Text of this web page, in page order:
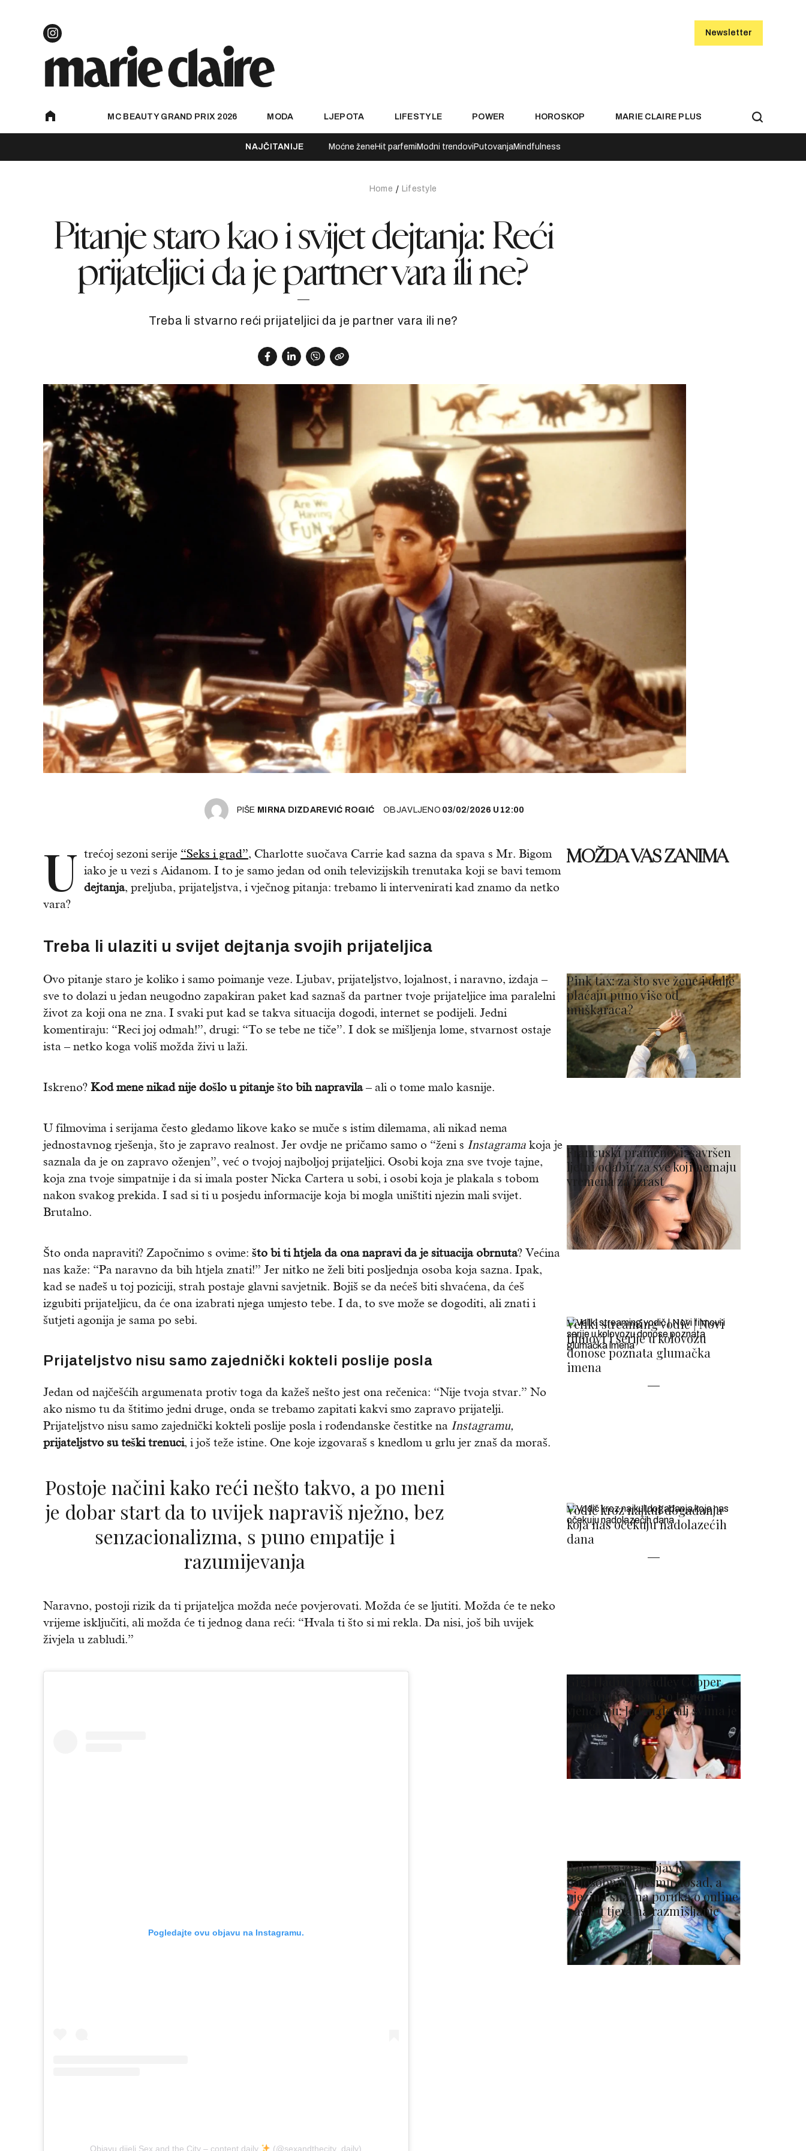
Newsletter
MC BEAUTY GRAND PRIX 2026 MODA LJEPOTA LIFESTYLE POWER HOROSKOP MARIE CLAIRE PLUS
NAJČITANIJE Moćne žene Hit parfemi Modni trendovi PutovanjaMindfulness
Home Lifestyle
Pitanje staro kao i svijet dejtanja: Reći
prijateljici da je partner vara ili ne?
Treba li stvarno reći prijateljici da je partner vara ili ne?
PIŠE MIRNA DIZDAREVIĆ ROGIĆ OBJAVLJENO 03/02/2026 U 12:00
U trećoj sezoni serije “Seks i grad”, Charlotte suočava Carrie kad sazna da spava s Mr. Bigom
iako je u vezi s Aidanom. I to je samo jedan od onih televizijskih trenutaka koji se bavi temom
dejtanja, preljuba, prijateljstva, i vječnog pitanja: trebamo li intervenirati kad znamo da netko
vara?
Treba li ulaziti u svijet dejtanja svojih prijateljica
Ovo pitanje staro je koliko i samo poimanje veze. Ljubav, prijateljstvo, lojalnost, i naravno, izdaja –
sve to dolazi u jedan neugodno zapakiran paket kad saznaš da partner tvoje prijateljice ima paralelni
život za koji ona ne zna. I svaki put kad se takva situacija dogodi, internet se podijeli. Jedni
komentiraju: “Reci joj odmah!”, drugi: “To se tebe ne tiče”. I dok se mišljenja lome, stvarnost ostaje
ista – netko koga voliš možda živi u laži.
Iskreno? Kod mene nikad nije došlo u pitanje što bih napravila– ali o tome malo kasnije.
U filmovima i serijama često gledamo likove kako se muče s istim dilemama, ali nikad nema
jednostavnog rješenja, što je zapravo realnost. Jer ovdje ne pričamo samo o “ženi s Instagrama koja je
saznala da je on zapravo oženjen”, već o tvojoj najboljoj prijateljici. Osobi koja zna sve tvoje tajne,
koja zna tvoje simpatnije i da si imala poster Nicka Cartera u sobi, i osobi koja je plakala s tobom
nakon svakog prekida. I sad si ti u posjedu informacije koja bi mogla uništiti njezin mali svijet.
Brutalno.
Što onda napraviti? Započnimo s ovime: što bi ti htjela da ona napravi da je situacija obrnuta? Većina
nas kaže: “Pa naravno da bih htjela znati!” Jer nitko ne želi biti posljednja osoba koja sazna. Ipak,
kad se nađeš u toj poziciji, strah postaje glavni savjetnik. Bojiš se da nećeš biti shvaćena, da ćeš
izgubiti prijateljicu, da će ona izabrati njega umjesto tebe. I da, to sve može se dogoditi, ali znati i
šutjeti agonija je sama po sebi.
Prijateljstvo nisu samo zajednički kokteli poslije posla
Jedan od najčešćih argumenata protiv toga da kažeš nešto jest ona rečenica: “Nije tvoja stvar.” No
ako nismo tu da štitimo jedni druge, onda se trebamo zapitati kakvi smo zapravo prijatelji.
Prijateljstvo nisu samo zajednički kokteli poslije posla i rođendanske čestitke na Instagramu,
prijateljstvo su teški trenuci, i još teže istine. One koje izgovaraš s knedlom u grlu jer znaš da moraš.
Postoje načini kako reći nešto takvo, a po meni
je dobar start da to uvijek napraviš nježno, bez
senzacionalizma, s puno empatije i
razumijevanja
Naravno, postoji rizik da ti prijateljca možda neće povjerovati. Možda će se ljutiti. Možda će te neko
vrijeme isključiti, ali možda će ti jednog dana reći: “Hvala ti što si mi rekla. Da nisi, još bih uvijek
živjela u zabludi.”
Pogledajte ovu objavu na Instagramu.
Objavu dijeli Sex and the City – content daily (@sexandthecity_daily)
MOŽDA VAS ZANIMA
Pink tax: za što sve žene i dalje
plaćaju puno više od
muškaraca?
Francuski pramenovi: savršen
ljetni odabir za sve koji nemaju
vremena za izrast
Veliki streaming vodič | Novi
filmovi i serije u kolovozu
donose poznata glumačka
imena
Vodič kroz najkul događanja
koja nas očekuju nadolazećih
dana
Gigi Hadid i Bradley Cooper
potaknuli glasine o tajnom
vjenčanju: Jedan detalj svima je
zapeo za oko
Baby Lasagna objavio
najosobniju pjesmu dosad, a
njezina snažna poruka o online
nasilju tjera na razmišljanje